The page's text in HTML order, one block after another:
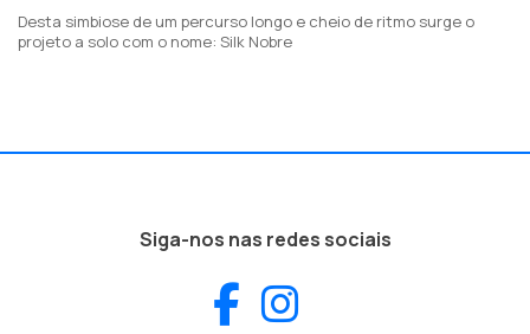
Desta simbiose de um percurso longo e cheio de ritmo surge o
projeto a solo com o nome: Silk Nobre
Siga-nos nas redes sociais
Facebook